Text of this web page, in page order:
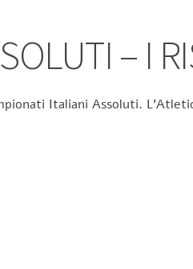
– I
Italiani Assoluti.